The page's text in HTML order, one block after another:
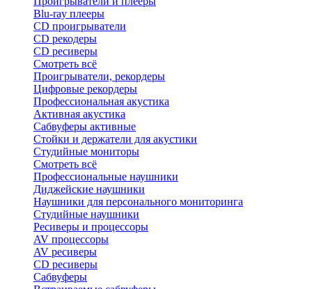
Blu-ray плееры
CD проигрыватели
CD рекодеры
CD ресиверы
Смотреть всё
Проигрыватели, рекордеры
Цифровые рекордеры
Профессиональная акустика
Активная акустика
Сабвуферы активные
Стойки и держатели для акустики
Студийные мониторы
Смотреть всё
Профессиональные наушники
Диджейские наушники
Наушники для персонального мониторинга
Студийные наушники
Ресиверы и процессоры
AV процессоры
AV ресиверы
CD ресиверы
Сабвуферы